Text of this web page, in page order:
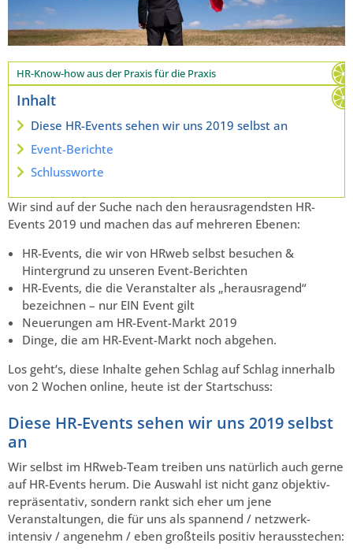
HR-Know-how aus der Praxis für die Praxis
Inhalt
Diese HR-Events sehen wir uns 2019 selbst an
Event-Berichte
Schlussworte
Wir sind auf der Suche nach den herausragendsten HR-
Events 2019 und machen das auf mehreren Ebenen:
HR-Events, die wir von HRweb selbst besuchen &
Hintergrund zu unseren Event-Berichten
HR-Events, die die Veranstalter als „herausragend“
bezeichnen – nur EIN Event gilt
Neuerungen am HR-Event-Markt 2019
Dinge, die am HR-Event-Markt noch abgehen.
Los geht’s, diese Inhalte gehen Schlag auf Schlag innerhalb
von 2 Wochen online, heute ist der Startschuss:
Diese HR-Events sehen wir uns 2019 selbst
an
Wir selbst im HRweb-Team treiben uns natürlich auch gerne
auf HR-Events herum. Die Auswahl ist nicht ganz objektiv-
repräsentativ, sondern rankt sich eher um jene
Veranstaltungen, die für uns als spannend / netzwerk-
intensiv / angenehm / eben großteils positiv herausstechen: